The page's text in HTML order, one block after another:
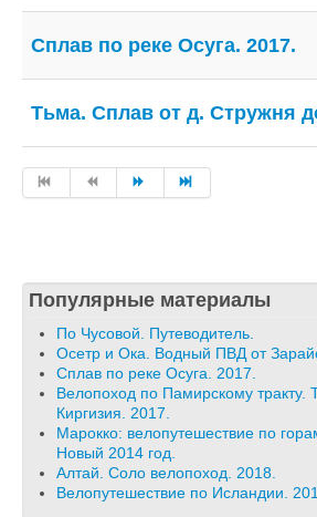
Сплав по реке Осуга. 2017.
Тьма. Сплав от д. Стружня
Популярные материалы
По Чусовой. Путеводитель.
Осетр и Ока. Водный ПВД от
Сплав по реке Осуга. 2017.
Велопоход по Памирскому тракту.
Киргизия. 2017.
Марокко: велопутешествие по
Новый 2014 год.
Алтай. Соло велопоход. 2018.
Велопутешествие по Исландии.